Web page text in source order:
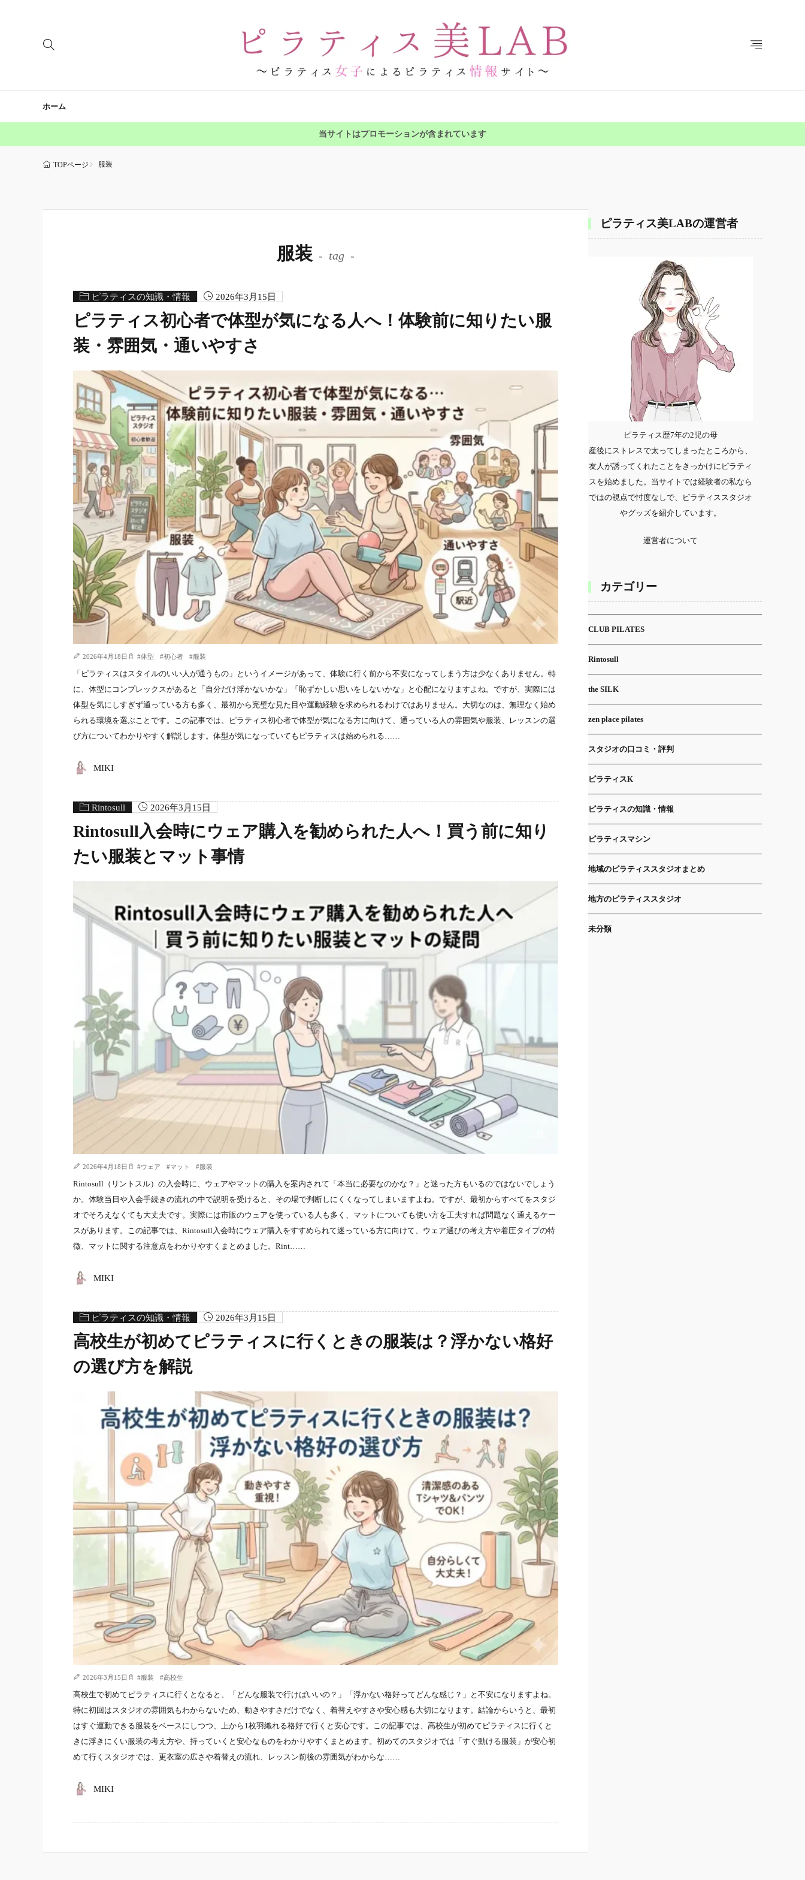
ホーム
当サイトはプロモーションが含まれています
TOPページ 服装
服装 tag
ピラティスの知識・情報 2026年3月15日
ピラティス初心者で体型が気になる人へ！体験前に知りたい服
装・雰囲気・通いやすさ
2026年4月18日 #体型 #初心者 #服装
「ピラティスはスタイルのいい人が通うもの」というイメージがあって、体験に行く前から不安になってしまう方は少なくありません。特
に、体型にコンプレックスがあると「自分だけ浮かないかな」「恥ずかしい思いをしないかな」と心配になりますよね。ですが、実際には
体型を気にしすぎず通っている方も多く、最初から完璧な見た目や運動経験を求められるわけではありません。大切なのは、無理なく始め
られる環境を選ぶことです。この記事では、ピラティス初心者で体型が気になる方に向けて、通っている人の雰囲気や服装、レッスンの選
び方についてわかりやすく解説します。体型が気になっていてもピラティスは始められる……
MIKI
Rintosull 2026年3月15日
Rintosull入会時にウェア購入を勧められた人へ！買う前に知り
たい服装とマット事情
2026年4月18日 #ウェア #マット #服装
Rintosull（リントスル）の入会時に、ウェアやマットの購入を案内されて「本当に必要なのかな？」と迷った方もいるのではないでしょう
か。体験当日や入会手続きの流れの中で説明を受けると、その場で判断しにくくなってしまいますよね。ですが、最初からすべてをスタジ
オでそろえなくても大丈夫です。実際には市販のウェアを使っている人も多く、マットについても使い方を工夫すれば問題なく通えるケー
スがあります。この記事では、Rintosull入会時にウェア購入をすすめられて迷っている方に向けて、ウェア選びの考え方や着圧タイプの特
徴、マットに関する注意点をわかりやすくまとめました。Rint……
MIKI
ピラティスの知識・情報 2026年3月15日
高校生が初めてピラティスに行くときの服装は？浮かない格好
の選び方を解説
2026年3月15日 #服装 #高校生
高校生で初めてピラティスに行くとなると、「どんな服装で行けばいいの？」「浮かない格好ってどんな感じ？」と不安になりますよね。
特に初回はスタジオの雰囲気もわからないため、動きやすさだけでなく、着替えやすさや安心感も大切になります。結論からいうと、最初
はすぐ運動できる服装をベースにしつつ、上から1枚羽織れる格好で行くと安心です。この記事では、高校生が初めてピラティスに行くと
きに浮きにくい服装の考え方や、持っていくと安心なものをわかりやすくまとめます。初めてのスタジオでは「すぐ動ける服装」が安心初
めて行くスタジオでは、更衣室の広さや着替えの流れ、レッスン前後の雰囲気がわからな……
MIKI
ピラティス美LABの運営者
ピラティス歴7年の2児の母
産後にストレスで太ってしまったところから、
友人が誘ってくれたことをきっかけにピラティ
スを始めました。当サイトでは経験者の私なら
ではの視点で忖度なしで、ピラティススタジオ
やグッズを紹介しています。
運営者について
カテゴリー
CLUB PILATES
Rintosull
the SILK
zen place pilates
スタジオの口コミ・評判
ピラティスK
ピラティスの知識・情報
ピラティスマシン
地域のピラティススタジオまとめ
地方のピラティススタジオ
未分類